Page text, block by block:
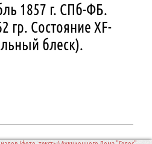
1857 г. СПб-ФБ.
гр. Состояние XF-
блеск).